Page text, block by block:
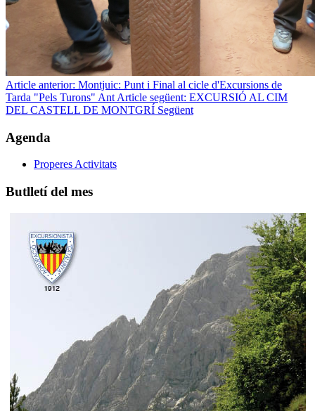
Article anterior: Montjuic: Punt i Final al cicle d'Excursions de
Tarda "Pels Turons" Ant Article següent: EXCURSIÓ AL CIM
DEL CASTELL DE MONTGRÍ Següent
Agenda
Properes Activitats
Butlletí del mes